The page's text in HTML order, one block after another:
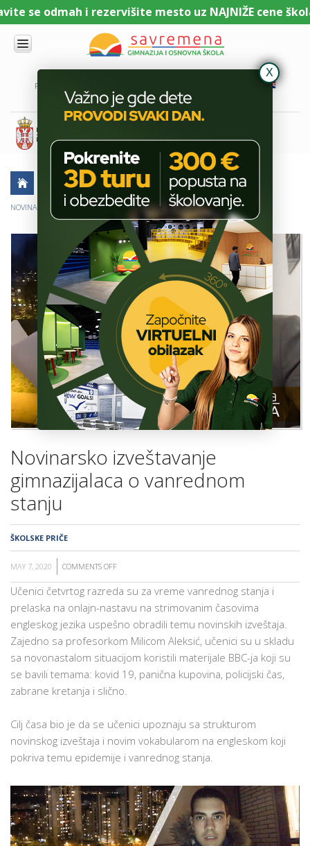
se odmah i rezervišite mesto uz NAJNIŽE cene
PORTAL ZA UČENIKE
NAMA
KOMBINOVANI
PROGRAM
NACIONALNI
PROGRAM
PROGRAM
SAVREMENO
OBRAZOVANJE
VESTI
ERASMUS+
OSNOVNA
ŠKOLA
AKTUELNO ŠKOLSKE PRIČE
NOVINARSKO IZVEŠTAVANJE GIMNAZIJALACA O VANREDNOM STANJU
Novinarsko izveštavanje
gimnazijalaca o vanrednom
stanju
ŠKOLSKE PRIČE
MAY 7, 2020 COMMENTS OFF
NOVINARSKO
STANJU
Učenici četvrtog razreda su za vreme vanrednog stanja i
prelaska na onlajn-nastavu na strimovanim časovima
engleskog jezika uspešno obradili temu novinskih izveštaja.
Zajedno sa profesorkom Milicom Aleksić, učenici su u skladu
sa novonastalom situacijom koristili materijale BBC-ja koji su
se bavili temama: kovid 19, panična kupovina, policijski čas,
zabrane kretanja i slično.
Cilj časa bio je da se učenici upoznaju sa strukturom
novinskog izveštaja i novim vokabularom na engleskom koji
pokriva temu epidemije i vanrednog stanja.